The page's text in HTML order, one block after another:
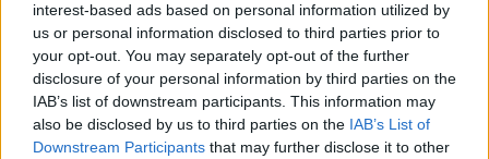
interest-based ads based on personal information utilized by
us or personal information disclosed to third parties prior to
your opt-out. You may separately opt-out of the further
disclosure of your personal information by third parties on the
IAB’s list of downstream participants. This information may
also be disclosed by us to third parties on the IAB’s List of
Downstream Participants that may further disclose it to other